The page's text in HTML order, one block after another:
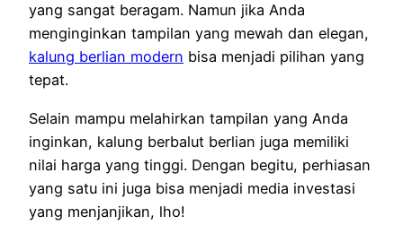
yang sangat beragam. Namun jika Anda
menginginkan tampilan yang mewah dan elegan,
kalung berlian modern bisa menjadi pilihan yang
tepat.
Selain mampu melahirkan tampilan yang Anda
inginkan, kalung berbalut berlian juga memiliki
nilai harga yang tinggi. Dengan begitu, perhiasan
yang satu ini juga bisa menjadi media investasi
yang menjanjikan, lho!